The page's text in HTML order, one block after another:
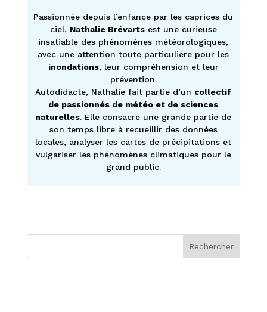
Passionnée depuis l’enfance par les caprices du
ciel, Nathalie Brévartsest une curieuse
insatiable des phénomènes météorologiques,
avec une attention toute particulière pour les
inondations, leur compréhension et leur
prévention.
Autodidacte, Nathalie fait partie d’un collectif
de passionnés de météo et de sciences
naturelles. Elle consacre une grande partie de
son temps libre à recueillir des données
locales, analyser les cartes de précipitations et
vulgariser les phénomènes climatiques pour le
grand public.
Rechercher